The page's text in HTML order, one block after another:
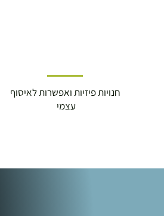
חנויות פיזיות ואפשרות לאיסוף
עצמי